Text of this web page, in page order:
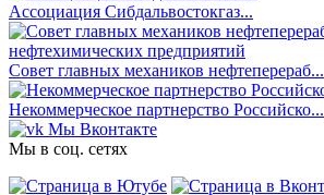
Ассоциация Сибдальвостокгаз...
Совет главных механиков нефтеперераб...
Некоммерческое партнерство Российско...
Мы Вконтакте
Мы в соц. сетях